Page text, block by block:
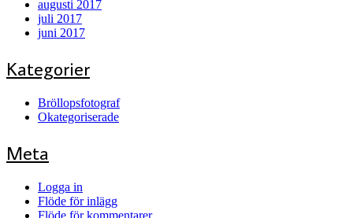
augusti 2017
juli 2017
juni 2017
Kategorier
Bröllopsfotograf
Okategoriserade
Meta
Logga in
Flöde för inlägg
Flöde för kommentarer